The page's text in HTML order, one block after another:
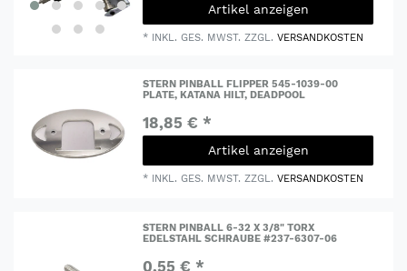
Artikel anzeigen
* INKL. GES. MWST. ZZGL.VERSANDKOSTEN
STERN PINBALL FLIPPER 545-1039-00
PLATE, KATANA HILT, DEADPOOL
18,85 € *
Artikel anzeigen
* INKL. GES. MWST. ZZGL.VERSANDKOSTEN
STERN PINBALL 6-32 X 3/8" TORX
EDELSTAHL SCHRAUBE #237-6307-06
0,55 € *